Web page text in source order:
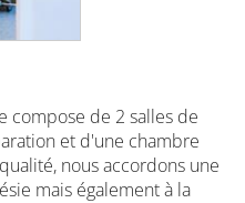
compose de 2 salles de
et d'une chambre
nous accordons une
mais également à la